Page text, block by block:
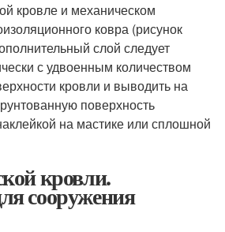
кровле и механическом
ковра (рисунок
слой следует
с удвоенным количеством
кровли и выводить на
поверхность
на мастике или сплошной
кровли.
сооружения